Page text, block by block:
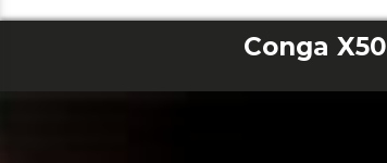
Conga X50